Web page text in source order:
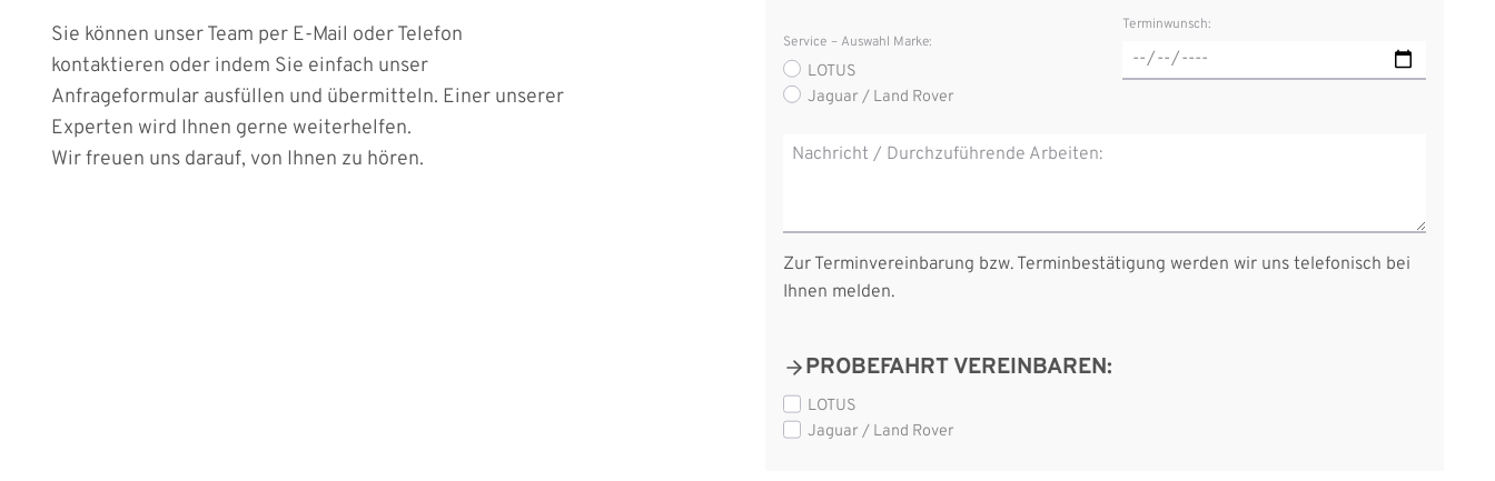
Sie können unser Team per E-Mail oder Telefon
kontaktieren oder indem Sie einfach unser
Anfrageformular ausfüllen und übermitteln. Einer unserer
Experten wird Ihnen gerne weiterhelfen.
Wir freuen uns darauf, von Ihnen zu hören.
Service – Auswahl Marke:
LOTUS
Jaguar / Land Rover
Terminwunsch:
Nachricht / Durchzuführende Arbeiten:
Zur Terminvereinbarung bzw. Terminbestätigung werden wir uns telefonisch bei
Ihnen melden.
PROBEFAHRT VEREINBAREN:
P
r
LOTUS
Jaguar / Land Rover